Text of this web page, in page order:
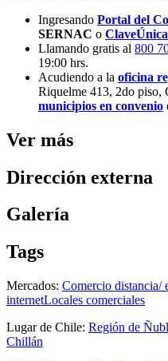
Ingresando Portal del
SERNAC o ClaveÚnica
Llamando gratis al 800
19:00 hrs.
Acudiendo a la oficina
Riquelme 413, 2do piso,
municipios en convenio
Ver más
Dirección externa
Galería
Tags
Mercados: Comercio distancia/
internetLocales comerciales
Lugar de Chile: Región de
Chillán